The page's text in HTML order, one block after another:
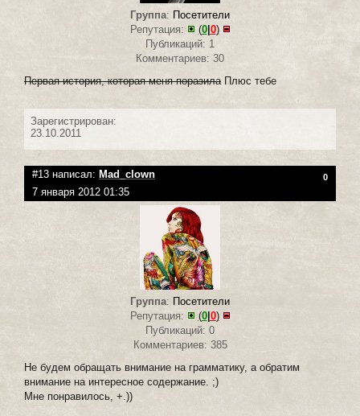
Группа: Посетители
Репутация:
(0| 0)
Публикаций: 1
Комментариев: 30
Первая история, которая меня поразилаПлюс тебе
Зарегистрирован:
23.10.2011
#13 написал: Mad_clown 0
7 января 2012 01:35
Группа: Посетители
Репутация:
(0| 0)
Публикаций: 0
Комментариев: 385
Не будем обращать внимание на грамматику, а обратим
внимание на интересное содержание. ;)
Мне понравилось, +.))